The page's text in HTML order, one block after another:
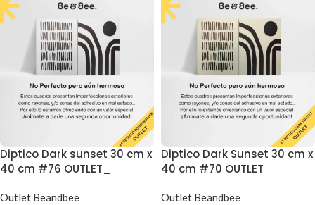
Diptico Dark sunset 30 cm x
40 cm #76 OUTLET_
Outlet Beandbee
Diptico Dark Sunset 30 cm x
40 cm #70 OUTLET
Outlet Beandbee